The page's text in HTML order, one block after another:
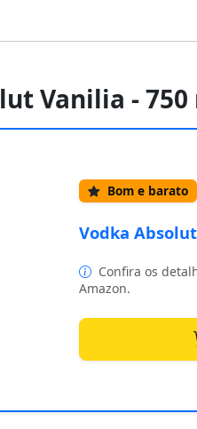
Vanilia - 750
Bom e barato
Vodka
Confira os
Amazon.